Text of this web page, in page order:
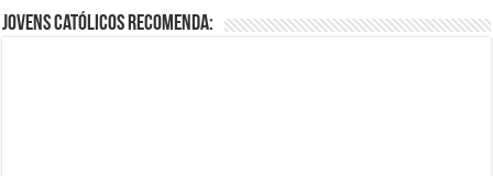
Jovens Católicos Recomenda: